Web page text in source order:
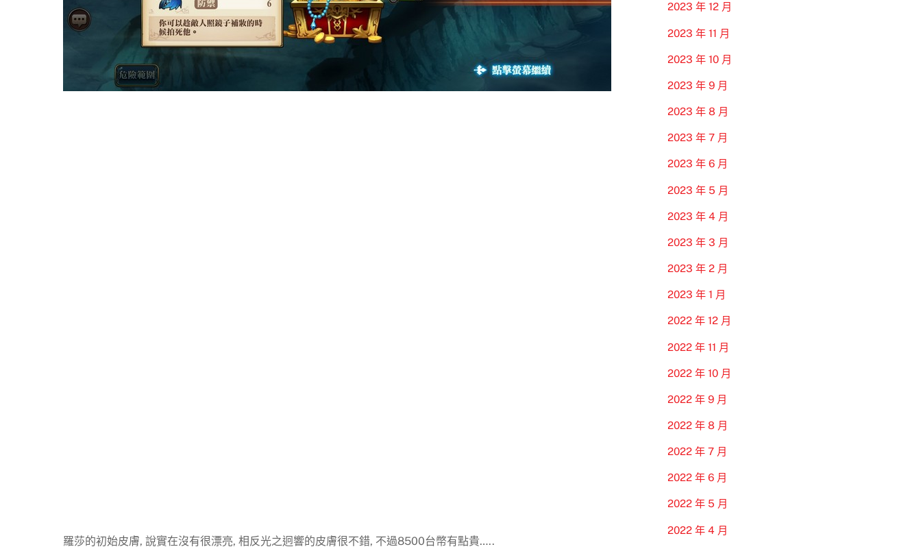
羅莎的初始皮膚, 說實在沒有很漂亮, 相反光之迥響的皮膚很不錯, 不過8500台幣有點貴…..
2023 年 12 月
2023 年 11 月
2023 年 10 月
2023 年 9 月
2023 年 8 月
2023 年 7 月
2023 年 6 月
2023 年 5 月
2023 年 4 月
2023 年 3 月
2023 年 2 月
2023 年 1 月
2022 年 12 月
2022 年 11 月
2022 年 10 月
2022 年 9 月
2022 年 8 月
2022 年 7 月
2022 年 6 月
2022 年 5 月
2022 年 4 月